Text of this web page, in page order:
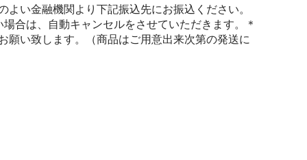
い金融機関より下記振込先にお振込ください。
合は、自動キャンセルをさせていただきます。＊
い致します。（商品はご用意出来次第の発送に